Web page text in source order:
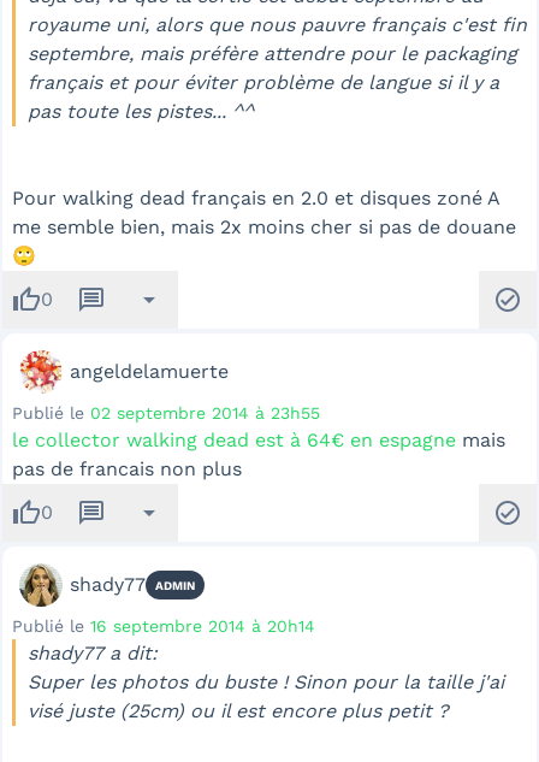
royaume uni, alors que nous pauvre français c'est fin
septembre, mais préfère attendre pour le packaging
français et pour éviter problème de langue si il y a
pas toute les pistes... ^^
Pour walking dead français en 2.0 et disques zoné A
me semble bien, mais 2x moins cher si pas de douane
🙄
thumb_up0 message arrow_drop_down check_circle
angeldelamuerte
Publié le 02 septembre 2014 à 23h55
le collector walking dead est à 64€ en espagne mais
pas de francais non plus
thumb_up0 message arrow_drop_down check_circle
shady77 ADMIN
Publié le 16 septembre 2014 à 20h14
shady77 a dit:
Super les photos du buste ! Sinon pour la taille j'ai
visé juste (25cm) ou il est encore plus petit ?